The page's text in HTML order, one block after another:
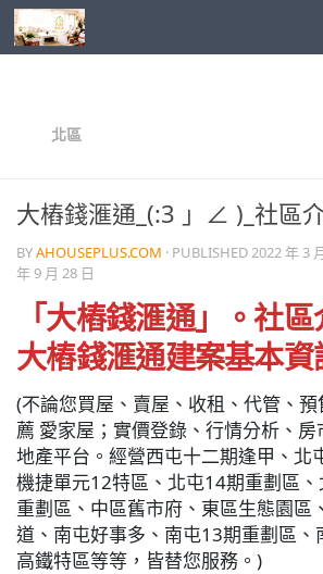
Skip to content
北區
大樁錢滙通_(:3 」∠ )_社區
BYAHOUSEPLUS.COM · PUBLISHED2022 年 3
年 9 月 28 日
「大樁錢滙通」。社
大樁錢滙通建案基本資
(不論您買屋、賣屋、收租、代管、
薦 愛家屋；實價登錄、行情分析、
地產平台。經營西屯十二期逢甲、北
機捷單元12特區、北屯14期重劃區
重劃區、中區舊市府、東區生態園區
道、南屯好事多、南屯13期重劃區、
高鐵特區等等，皆替您服務。)